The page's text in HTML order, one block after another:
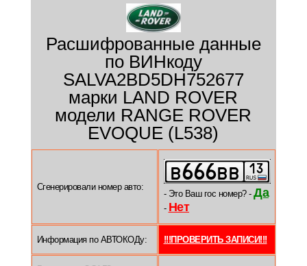
Расшифрованные данные
по ВИНкоду
SALVA2BD5DH752677
марки LAND ROVER
модели RANGE ROVER
EVOQUE (L538)
Сгенерировали номер авто:
- Это Ваш гос номер? - Да
- Нет
Информация по АВТОКОДу: !!!ПРОВЕРИТЬ ЗАПИСИ!!!